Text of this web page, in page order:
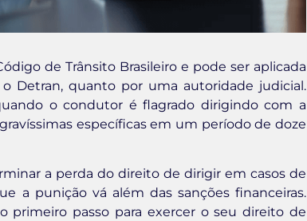
de Trânsito Brasileiro e pode ser aplicada
Detran, quanto por uma autoridade judicial.
o condutor é flagrado dirigindo com a
específicas em um período de doze
a perda do direito de dirigir em casos de
a punição vá além das sanções financeiras.
primeiro passo para exercer o seu direito de